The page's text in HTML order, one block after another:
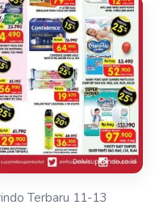
Terbaru 11-13